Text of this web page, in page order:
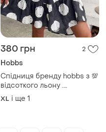
380 грн 2
Hobbs
Спідниця бренду hobbs з 💯
відсоткого льону .
заміри:пот-45 см, довжина
виробу 66 см.
XL і ще 1